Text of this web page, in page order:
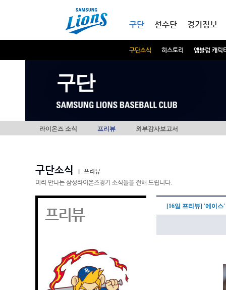
구단
구단소식 히스토리 엠블럼 캐릭
선수단 경기정보
구단
라이온즈 소식 프리뷰 외부감사보고서
구단소식
프리뷰
미리 만나는 삼성라이온즈경기 소식들을 전해 드립니다.
프리뷰 [16일 프리뷰] '에이